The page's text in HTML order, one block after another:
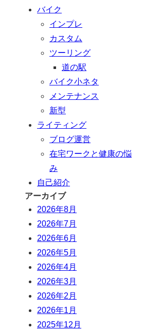
バイク
インプレ
カスタム
ツーリング
道の駅
バイク小ネタ
メンテナンス
新型
ライティング
ブログ運営
在宅ワークと健康の悩
み
自己紹介
アーカイブ
2026年8月
2026年7月
2026年6月
2026年5月
2026年4月
2026年3月
2026年2月
2026年1月
2025年12月